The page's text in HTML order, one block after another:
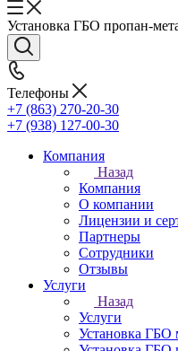
Установка ГБО пропан-
Телефоны
+7 (863) 270-20-30
+7 (938) 127-00-30
Компания
Назад
Компания
О компании
Лицензии и
Партнеры
Сотрудники
Отзывы
Услуги
Назад
Услуги
Установка ГБО